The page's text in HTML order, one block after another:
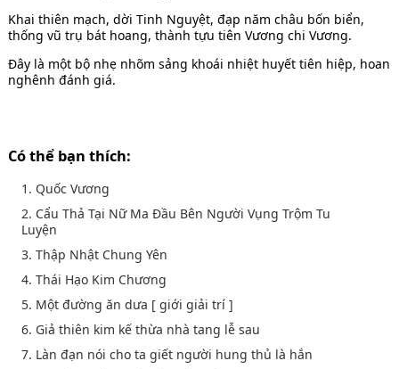
Khai thiên mạch, dời Tinh Nguyệt, đạp năm châu bốn biển,
thống vũ trụ bát hoang, thành tựu tiên Vương chi Vương.
Đây là một bộ nhẹ nhõm sảng khoái nhiệt huyết tiên hiệp, hoan
nghênh đánh giá.
Có thể bạn thích:
1. Quốc Vương
2. Cẩu Thả Tại Nữ Ma Đầu Bên Người Vụng Trộm Tu
Luyện
3. Thập Nhật Chung Yên
4. Thái Hạo Kim Chương
5. Một đường ăn dưa [ giới giải trí ]
6. Giả thiên kim kế thừa nhà tang lễ sau
7. Làn đạn nói cho ta giết người hung thủ là hắn